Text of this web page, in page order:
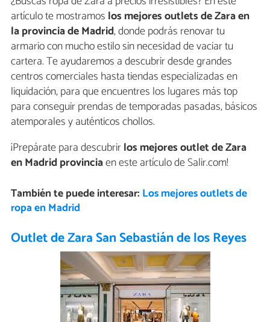
artículo te mostramos los mejores outlets de Zara en
la provincia de Madrid, donde podrás renovar tu
armario con mucho estilo sin necesidad de vaciar tu
cartera. Te ayudaremos a descubrir desde grandes
centros comerciales hasta tiendas especializadas en
liquidación, para que encuentres los lugares más top
para conseguir prendas de temporadas pasadas, básicos
atemporales y auténticos chollos.
¡Prepárate para descubrirlos mejores outlet de Zara
en Madrid provinciaen este artículo de Salir.com!
También te puede interesar: Los mejores outlets de
ropa en Madrid
Outlet de Zara San Sebastián de los Reyes